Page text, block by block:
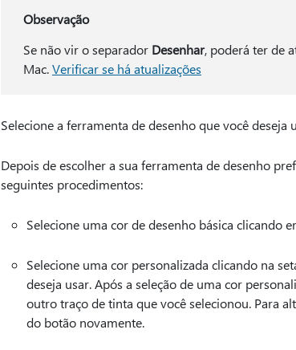
Observação
Se não vir o separador Desenhar, poderá ter de
Mac.Verificar se há atualizações
Selecione a ferramenta de desenho que você deseja
Depois de escolher a sua ferramenta de desenho
seguintes procedimentos:
Selecione uma cor de desenho básica clicando
Selecione uma cor personalizada clicando na
deseja usar. Após a seleção de uma cor
outro traço de tinta que você selecionou. Para
do botão novamente.